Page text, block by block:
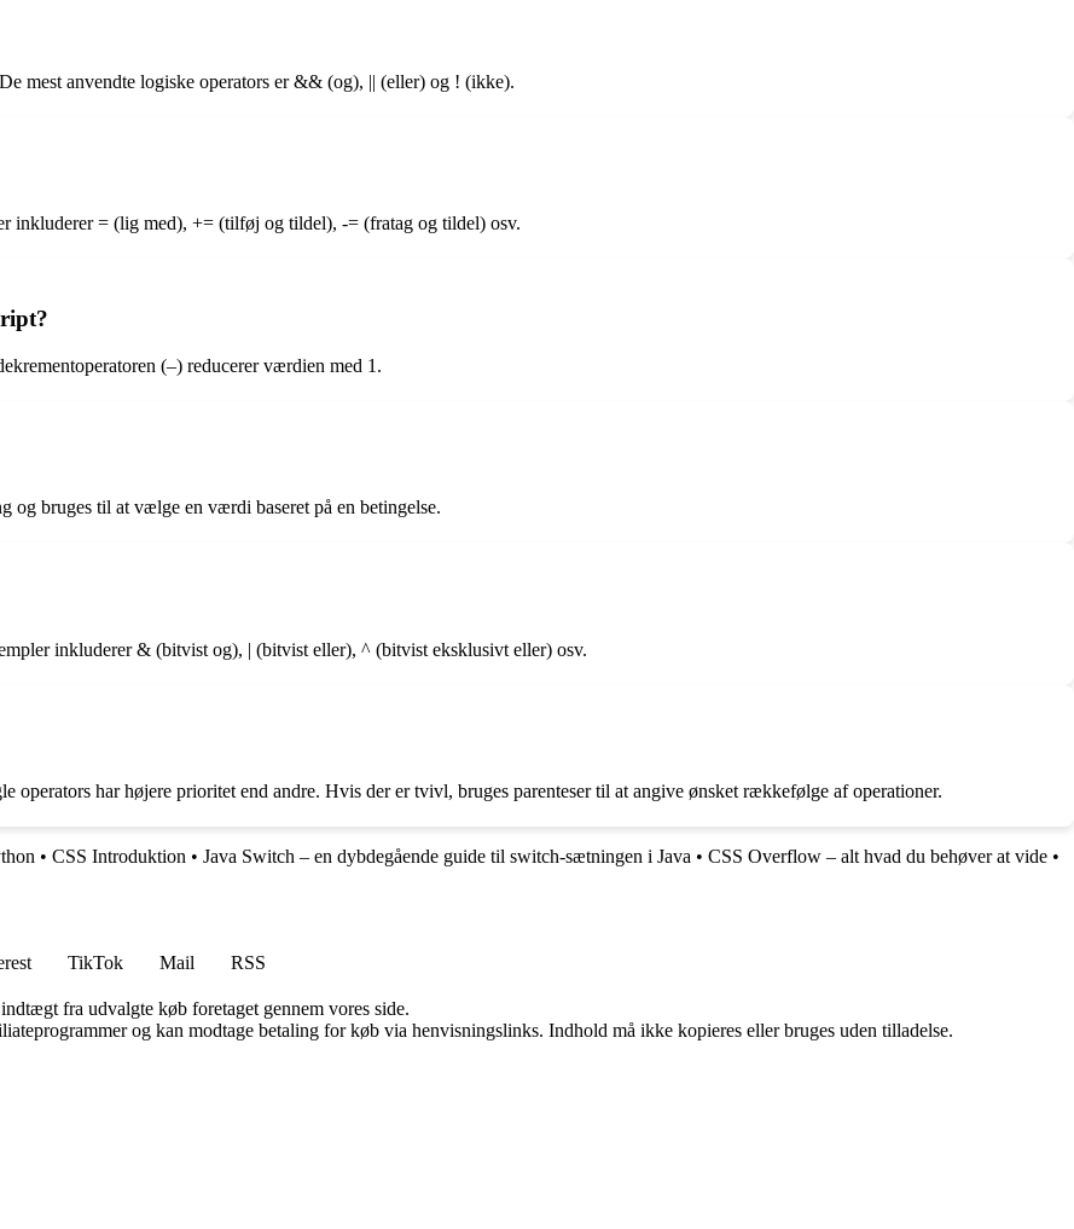
mest anvendte logiske operators er && (og), || (eller) og ! (ikke).
inkluderer = (lig med), += (tilføj og tildel), -= (fratag og tildel) osv.
(–) reducerer værdien med 1.
og bruges til at vælge en værdi baseret på en betingelse.
inkluderer & (bitvist og), | (bitvist eller), ^ (bitvist eksklusivt eller) osv.
har højere prioritet end andre. Hvis der er tvivl, bruges parenteser til at angive ønsket rækkefølge af operationer.
• CSS Introduktion • Java Switch – en dybdegående guide til switch-sætningen i Java • CSS Overflow – alt hvad du behøver at vide •
TikTok Mail
RSS
fra udvalgte køb foretaget gennem vores side.
og kan modtage betaling for køb via henvisningslinks. Indhold må ikke kopieres eller bruges uden tilladelse.